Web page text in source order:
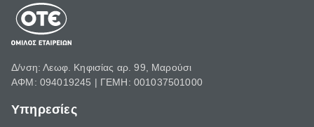
Δ/νση: Λεωφ. Κηφισίας αρ. 99, Μαρούσι
ΑΦΜ: 094019245 | ΓΕΜΗ: 001037501000
Υπηρεσίες